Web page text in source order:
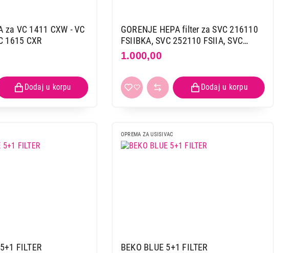
za VC 1411 CXW - VC
1615 CXR
GORENJE HEPA filter za SVC 216110
FSIIBKA, SVC 252110 FSIIA, SVC
288191 FSIIGO
1.000,00
FILTER
OPREMA ZA USISIVAC
BEKO BLUE 5+1 FILTER